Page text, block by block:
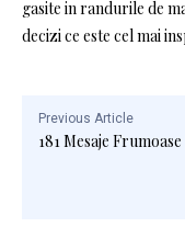
gasite in randurile de
decizi ce este cel mai
Previous Article
181 Mesaje Frumoase